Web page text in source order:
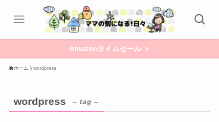
Amazonタイムセール ＞
ホーム wordpress
wordpress – tag –